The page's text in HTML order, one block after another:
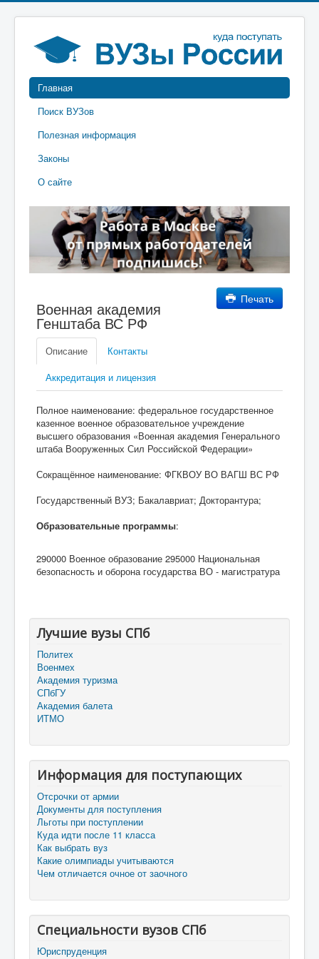
Главная
Поиск ВУЗов
Полезная информация
Законы
О сайте
Печать
Военная академия
Генштаба ВС РФ
Описание
Контакты
Аккредитация и лицензия
Полное наименование: федеральное государственное
казенное военное образовательное учреждение
высшего образования «Военная академия Генерального
штаба Вооруженных Сил Российской Федерации»
Сокращённое наименование: ФГКВОУ ВО ВАГШ ВС РФ
Государственный ВУЗ; Бакалавриат; Докторантура;
Образовательные программы:
290000 Военное образование 295000 Национальная
безопасность и оборона государства ВО - магистратура
Лучшие вузы СПб
Политех
Военмех
Академия туризма
СПбГУ
Академия балета
ИТМО
Информация для поступающих
Отсрочки от армии
Документы для поступления
Льготы при поступлении
Куда идти после 11 класса
Как выбрать вуз
Какие олимпиады учитываются
Чем отличается очное от заочного
Специальности вузов СПб
Юриспруденция